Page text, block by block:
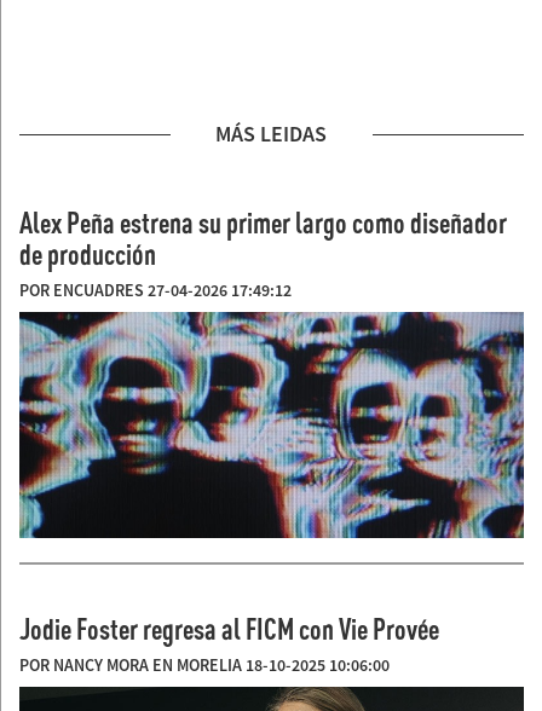
MÁS LEIDAS
Alex Peña estrena su primer largo como diseñador
de producción
POR ENCUADRES 27-04-2026 17:49:12
Jodie Foster regresa al FICM con Vie Provée
POR NANCY MORA EN MORELIA 18-10-2025 10:06:00